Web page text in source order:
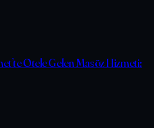
Otele Gelen Masöz Hizmeti: